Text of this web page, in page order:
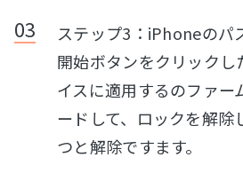
ステップ3：iPhoneのパ
開始ボタンをクリック
イスに適用するのファー
ードして、ロックを解除
つと解除ですます。